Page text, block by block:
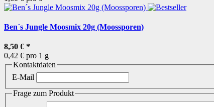
Ben´s Jungle Moosmix 20g (Moossporen)
8,50 € *
0,42 € pro 1 g
Kontaktdaten
E-Mail
Frage zum Produkt